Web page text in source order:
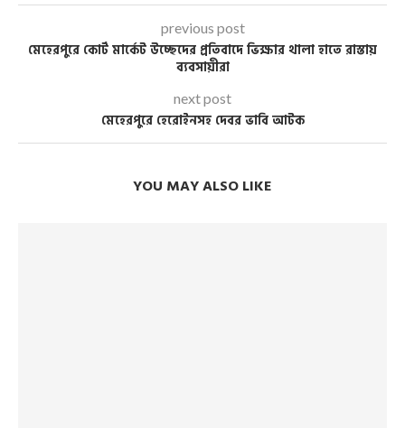
previous post
মেহেরপুরে কোর্ট মার্কেট উচ্ছেদের প্রতিবাদে ভিক্ষার থালা হাতে রাস্তায়
ব্যবসায়ীরা
next post
মেহেরপুরে হেরোইনসহ দেবর ভাবি আটক
YOU MAY ALSO LIKE